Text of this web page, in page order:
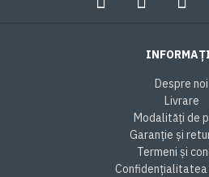
Despre noi
Livrare
Modalități de
Garanție și
Termeni și